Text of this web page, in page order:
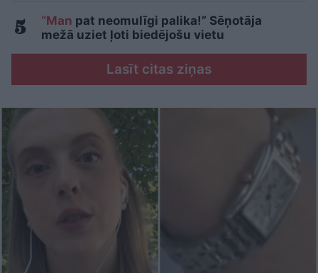
“Man pat neomulīgi palika!” Sēņotāja
mežā uziet ļoti biedējošu vietu
Lasīt citas ziņas